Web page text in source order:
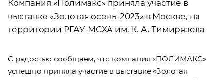
Компания «Полимакс» приняла участие в
выставке «Золотая осень-2023» в Москве, на
территории РГАУ-МСХА им. К. А. Тимирязева
С радостью сообщаем, что компания «ПОЛИМАКС»
успешно приняла участие в выставке «Золотая